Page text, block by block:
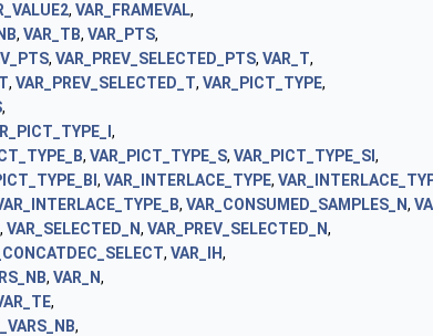
, VAR_FRAMEVAL,
, VAR_TB, VAR_PTS,
, VAR_PREV_SELECTED_PTS, VAR_T,
, VAR_PREV_SELECTED_T, VAR_PICT_TYPE,
,
,
, VAR_PICT_TYPE_S, VAR_PICT_TYPE_SI ,
, VAR_INTERLACE_TYPE,
, VAR_CONSUMED_SAMPLES_N,
, VAR_SELECTED_N, VAR_PREV_SELECTED_N,
, VAR_IH,
, VAR_N,
,
,